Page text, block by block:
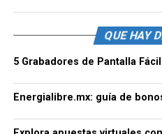
QUE HAY
5 Grabadores de Pantalla
Energialibre.mx: guía de